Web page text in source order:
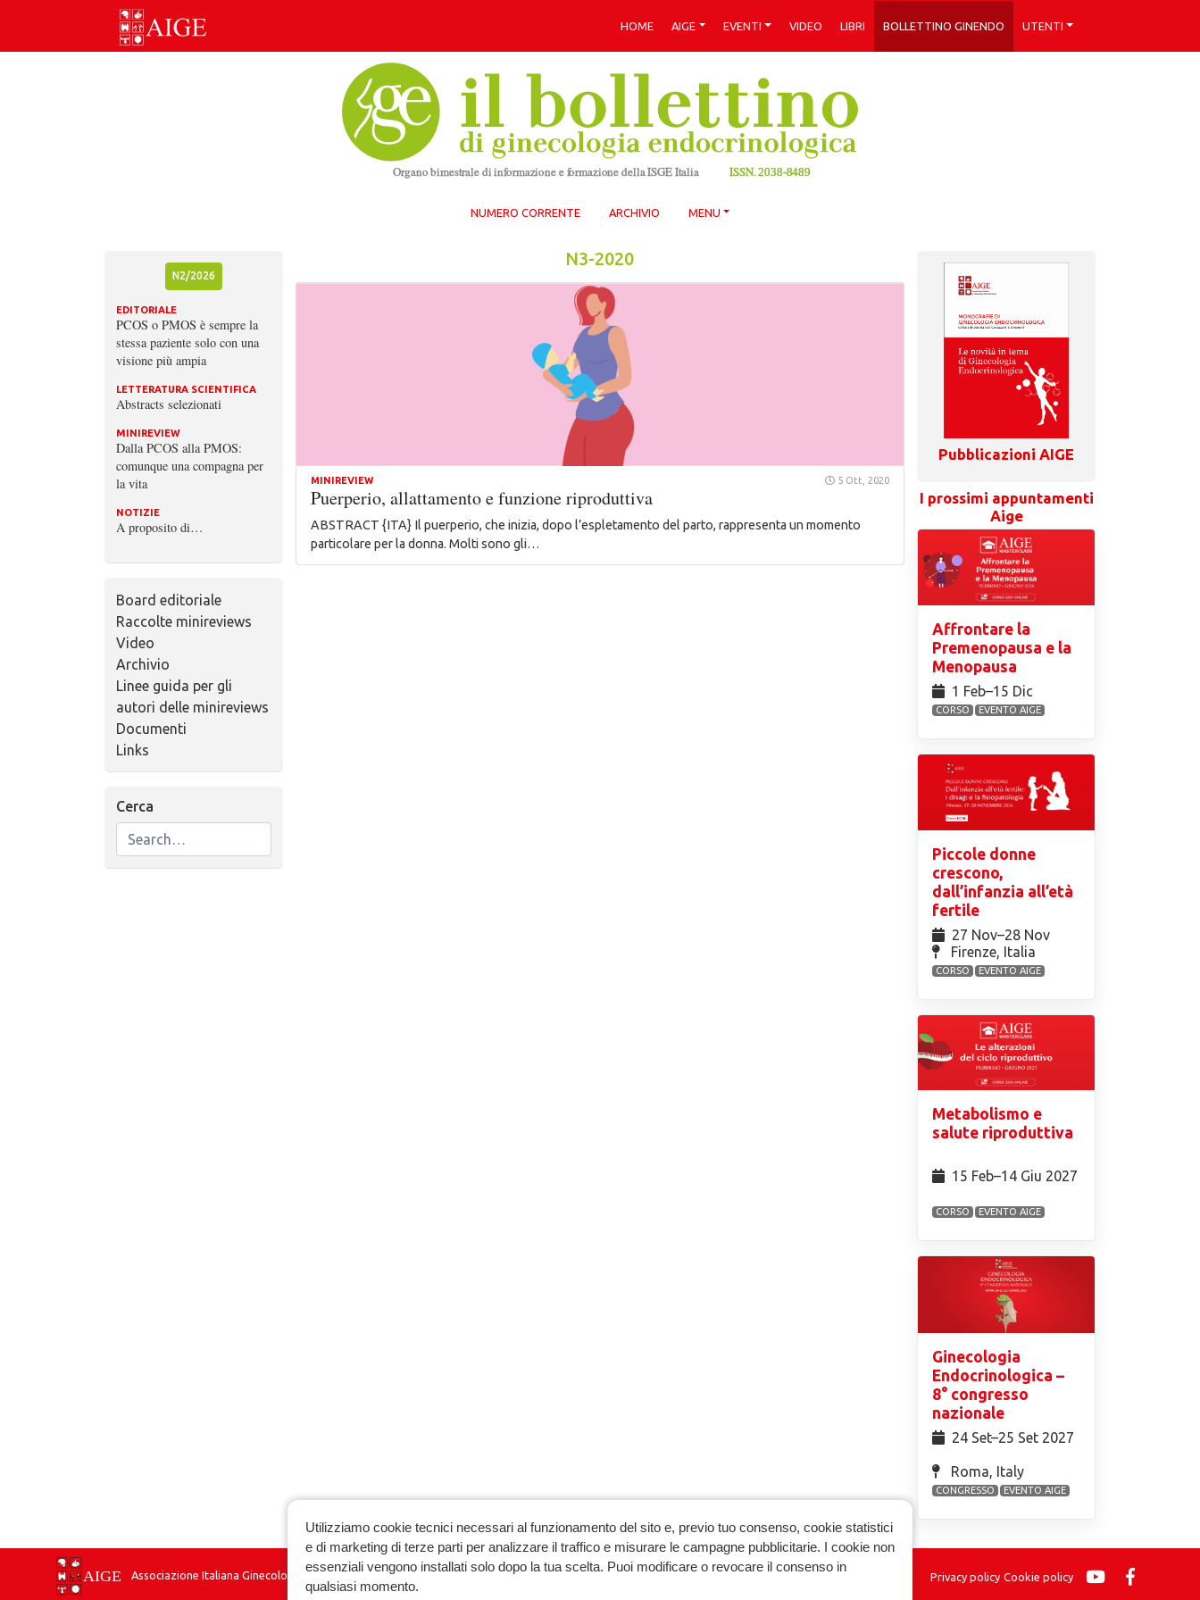
Skip
HOME AIGE EVENTI VIDEO LIBRI BOLLETTINO GINENDO UTENTI
NUMERO CORRENTE ARCHIVIO MENU
N2/2026
EDITORIALE
PCOS o PMOS è sempre la
stessa paziente solo con una
visione più ampia
LETTERATURA SCIENTIFICA
Abstracts selezionati
MINIREVIEW
Dalla PCOS alla PMOS:
comunque una compagna per
la vita
NOTIZIE
A proposito di…
Board editoriale
Raccolte minireviews
Video
Archivio
Linee guida per gli
autori delle minireviews
Documenti
Links
Cerca
N3-2020
MINIREVIEW 5 Ott, 2020
Puerperio, allattamento e funzione riproduttiva
ABSTRACT {ITA} Il puerperio, che inizia, dopo l’espletamento del parto, rappresenta un momento
particolare per la donna. Molti sono gli…
Pubblicazioni AIGE
I prossimi appuntamenti
Aige
Affrontare la
Premenopausa e la
Menopausa
1 Feb⁠–15 Dic
CORSO EVENTO AIGE
Piccole donne
crescono,
dall’infanzia all’età
fertile
27 Nov⁠–28 Nov
Firenze, Italia
CORSO EVENTO AIGE
Metabolismo e
salute riproduttiva
15 Feb⁠–14 Giu 2027
CORSO EVENTO AIGE
Ginecologia
Endocrinologica –
8° congresso
nazionale
24 Set⁠–25 Set 2027
Roma, Italy
CONGRESSO EVENTO AIGE
Associazione Italiana Ginecologia Endocrinologica Privacy policy Cookie policy
Utilizziamo cookie tecnici necessari al funzionamento del sito e, previo tuo consenso, cookie statistici
e di marketing di terze parti per analizzare il traffico e misurare le campagne pubblicitarie. I cookie non
essenziali vengono installati solo dopo la tua scelta. Puoi modificare o revocare il consenso in
qualsiasi momento.